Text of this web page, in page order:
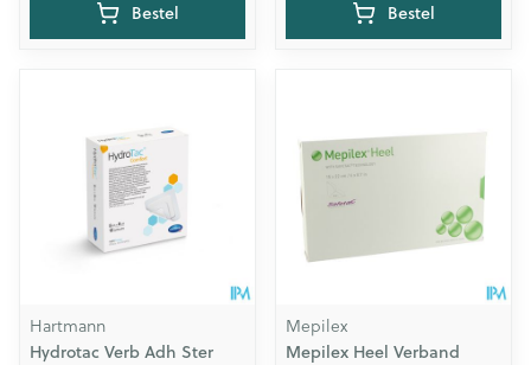
Bestel Bestel
Hartmann
Hydrotac Verb Adh Ster
Mepilex
Mepilex Heel Verband